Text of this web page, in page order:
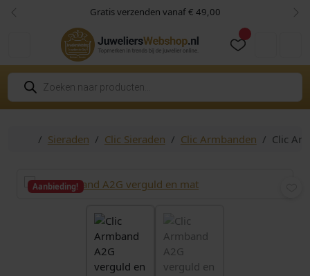
Skip to content
Skip to footer Gratis verzenden vanaf € 49,00
Vorige
P
o
d
HomeSieraden Clic Sieraden Clic Armbanden Clic
Aanbieding!